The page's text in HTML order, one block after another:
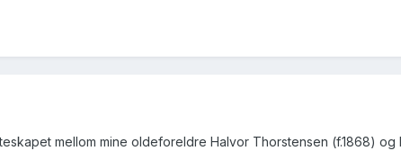
mellom mine oldeforeldre Halvor Thorstensen (f.1868)